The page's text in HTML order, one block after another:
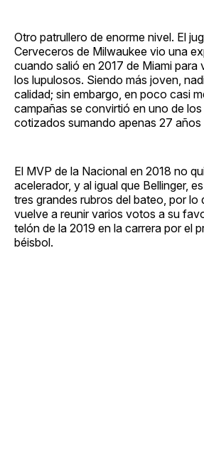
Otro patrullero de enorme nivel. El
Cerveceros de Milwaukee vio una
cuando salió en 2017 de Miami para
los lupulosos. Siendo más joven,
calidad; sin embargo, en poco casi
campañas se convirtió en uno de los
cotizados sumando apenas 27 años
El MVP de la Nacional en 2018 no
acelerador, y al igual que Bellinger,
tres grandes rubros del bateo, por lo
vuelve a reunir varios votos a su
telón de la 2019 en la carrera por el
béisbol.